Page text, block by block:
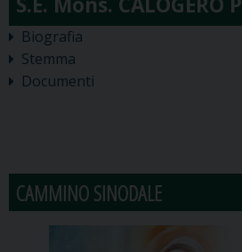
Biografia
Stemma
Documenti
CAMMINO SINODALE